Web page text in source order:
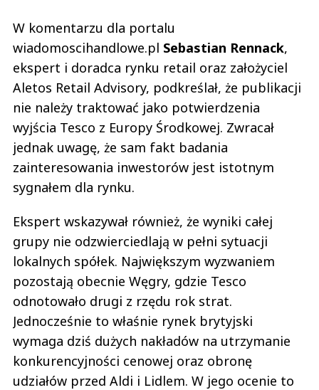
W komentarzu dla portalu
wiadomoscihandlowe.pl Sebastian Rennack,
ekspert i doradca rynku retail oraz założyciel
Aletos Retail Advisory, podkreślał, że publikacji
nie należy traktować jako potwierdzenia
wyjścia Tesco z Europy Środkowej. Zwracał
jednak uwagę, że sam fakt badania
zainteresowania inwestorów jest istotnym
sygnałem dla rynku.
Ekspert wskazywał również, że wyniki całej
grupy nie odzwierciedlają w pełni sytuacji
lokalnych spółek. Największym wyzwaniem
pozostają obecnie Węgry, gdzie Tesco
odnotowało drugi z rzędu rok strat.
Jednocześnie to właśnie rynek brytyjski
wymaga dziś dużych nakładów na utrzymanie
konkurencyjności cenowej oraz obronę
udziałów przed Aldi i Lidlem. W jego ocenie to